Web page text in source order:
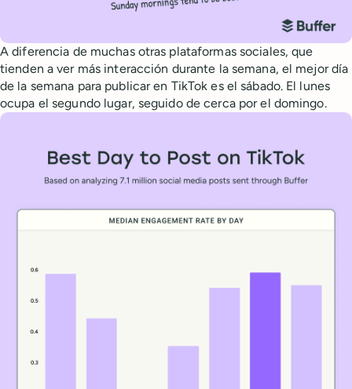
A diferencia de muchas otras plataformas sociales, que
tienden a ver más interacción durante la semana, el mejor día
de la semana para publicar en TikTok es el sábado. El lunes
ocupa el segundo lugar, seguido de cerca por el domingo.